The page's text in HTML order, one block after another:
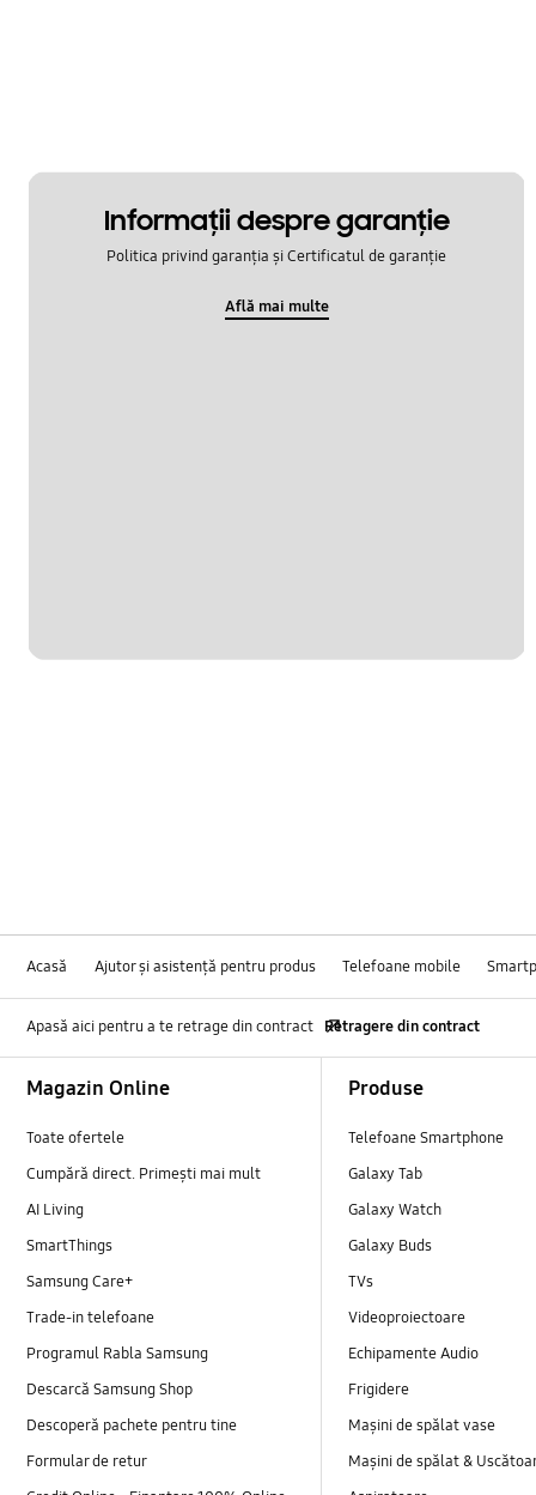
Informaţii despre garanţie
Politica privind garanția și Certificatul de garanție
Află mai multe
Acasă Ajutor și asistență pentru produs Telefoane mobile
Apasă aici pentru a te retrage din contract Retragere din contract
Magazin Online
Toate ofertele
Cumpără direct. Primești mai mult
AI Living
SmartThings
Samsung Care+
Trade-in telefoane
Programul Rabla Samsung
Descarcă Samsung Shop
Descoperă pachete pentru tine
Formular de retur
Produse
Telefoane Smartphone
Galaxy Tab
Galaxy Watch
Galaxy Buds
TVs
Videoproiectoare
Echipamente Audio
Frigidere
Mașini de spălat vase
Mașini de spălat &